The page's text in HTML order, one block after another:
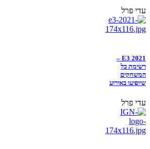
עדי פרל
E3 2021 –
רשימת כל
המשחקים
שיופיעו באירוע
עדי פרל